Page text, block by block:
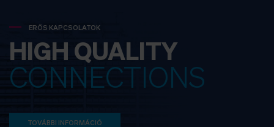
ERŐS KAPCSOLATOK
HIGH QUALITY
CONNECTIONS
TOVÁBBI INFORMÁCIÓ